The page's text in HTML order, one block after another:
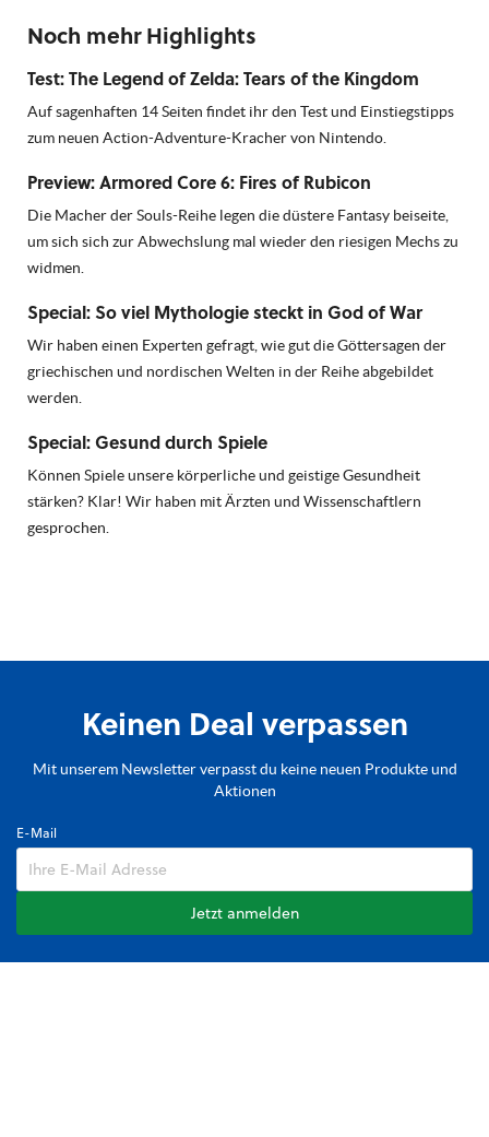
Noch mehr Highlights
Test: The Legend of Zelda: Tears of the Kingdom
Auf sagenhaften 14 Seiten findet ihr den Test und Einstiegstipps
zum neuen Action-Adventure-Kracher von Nintendo.
Preview: Armored Core 6: Fires of Rubicon
Die Macher der Souls-Reihe legen die düstere Fantasy beiseite,
um sich sich zur Abwechslung mal wieder den riesigen Mechs zu
widmen.
Special: So viel Mythologie steckt in God of War
Wir haben einen Experten gefragt, wie gut die Göttersagen der
griechischen und nordischen Welten in der Reihe abgebildet
werden.
Special: Gesund durch Spiele
Können Spiele unsere körperliche und geistige Gesundheit
stärken? Klar! Wir haben mit Ärzten und Wissenschaftlern
gesprochen.
Keinen Deal verpassen
Mit unserem Newsletter verpasst du keine neuen Produkte und
Aktionen
E-Mail
Jetzt anmelden